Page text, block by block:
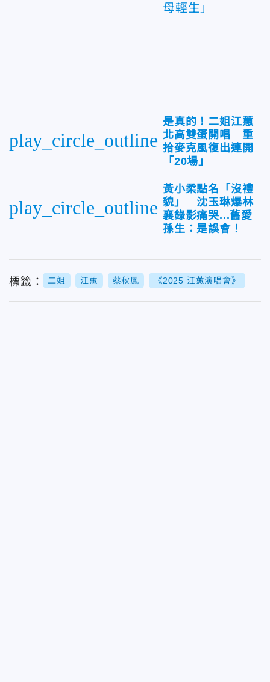
母輕生」
play_circle_outline
是真的！二姐江蕙
北高雙蛋開唱 重
拾麥克風復出連開
「20場」
play_circle_outline
黃小柔點名「沒禮
貌」 沈玉琳爆林
襄錄影痛哭...舊愛
孫生：是誤會！
標籤： 二姐 江蕙 蔡秋鳳 《2025 江蕙演唱會》